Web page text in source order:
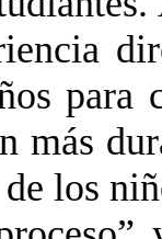
para
más
los